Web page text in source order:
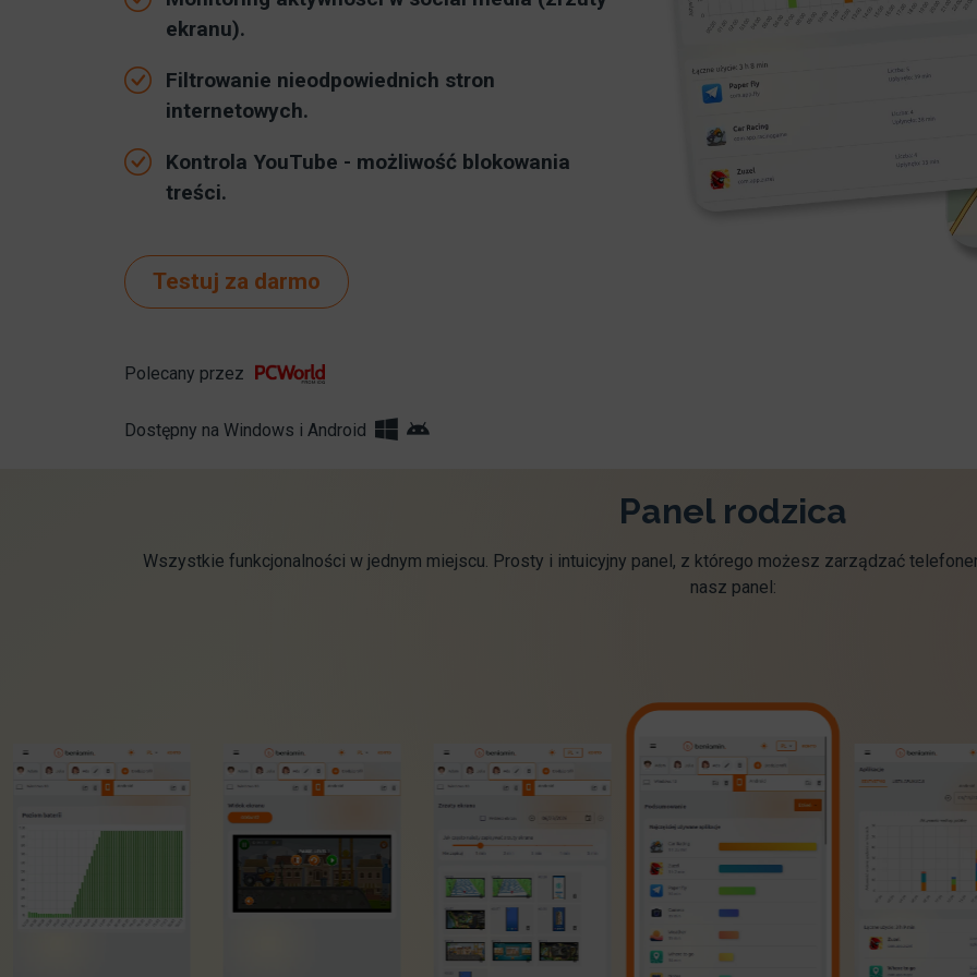
ekranu).
Filtrowanie nieodpowiednich stron
internetowych.
Kontrola YouTube - możliwość blokowania
treści.
Testuj za darmo
Polecany przez
Dostępny na Windows i Android
Panel rodzica
Wszystkie funkcjonalności w jednym miejscu. Prosty i intuicyjny panel, z którego możesz zarządzać
nasz panel: